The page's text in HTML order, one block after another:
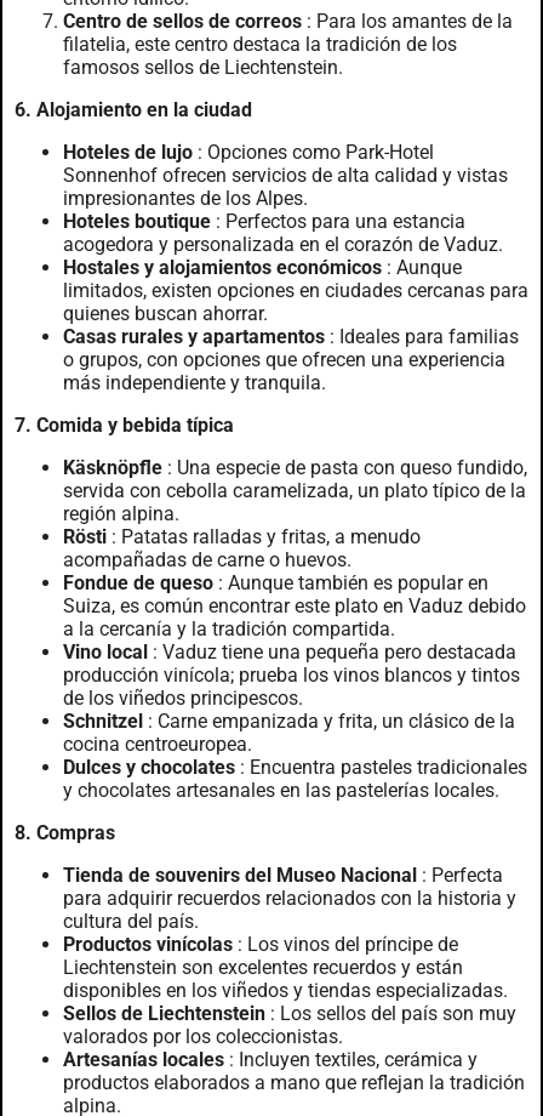
Centro de sellos de correos : Para los amantes de la
filatelia, este centro destaca la tradición de los
famosos sellos de Liechtenstein.
6. Alojamiento en la ciudad
Hoteles de lujo : Opciones como Park-Hotel
Sonnenhof ofrecen servicios de alta calidad y vistas
impresionantes de los Alpes.
Hoteles boutique : Perfectos para una estancia
acogedora y personalizada en el corazón de Vaduz.
Hostales y alojamientos económicos : Aunque
limitados, existen opciones en ciudades cercanas para
quienes buscan ahorrar.
Casas rurales y apartamentos : Ideales para familias
o grupos, con opciones que ofrecen una experiencia
más independiente y tranquila.
7. Comida y bebida típica
Käsknöpfle : Una especie de pasta con queso fundido,
servida con cebolla caramelizada, un plato típico de la
región alpina.
Rösti : Patatas ralladas y fritas, a menudo
acompañadas de carne o huevos.
Fondue de queso : Aunque también es popular en
Suiza, es común encontrar este plato en Vaduz debido
a la cercanía y la tradición compartida.
Vino local : Vaduz tiene una pequeña pero destacada
producción vinícola; prueba los vinos blancos y tintos
de los viñedos principescos.
Schnitzel : Carne empanizada y frita, un clásico de la
cocina centroeuropea.
Dulces y chocolates : Encuentra pasteles tradicionales
y chocolates artesanales en las pastelerías locales.
8. Compras
Tienda de souvenirs del Museo Nacional : Perfecta
para adquirir recuerdos relacionados con la historia y
cultura del país.
Productos vinícolas : Los vinos del príncipe de
Liechtenstein son excelentes recuerdos y están
disponibles en los viñedos y tiendas especializadas.
Sellos de Liechtenstein : Los sellos del país son muy
valorados por los coleccionistas.
Artesanías locales : Incluyen textiles, cerámica y
productos elaborados a mano que reflejan la tradición
alpina.